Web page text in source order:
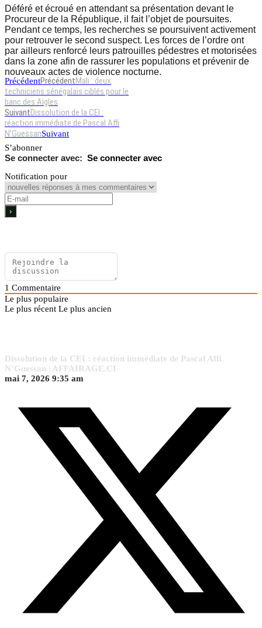
Déféré et écroué en attendant sa présentation devant le
Procureur de la République, il fait l’objet de poursuites.
Pendant ce temps, les recherches se poursuivent activement
pour retrouver le second suspect. Les forces de l’ordre ont
par ailleurs renforcé leurs patrouilles pédestres et motorisées
dans la zone afin de rassurer les populations et prévenir de
nouveaux actes de violence nocturne.
PrécédentPrécédentMali : deux
techniciens sénégalais ciblés pour le
banc des Aigles
SuivantDissolution de la CEI :
réaction immédiate de Pascal Affi
N’GuessanSuivant
S’abonner
Se connecter avec
Notification pour
1 Commentaire
Le plus populaire
Le plus récent Le plus ancien
Dissolution de la CEI : réaction immédiate de Pascal Affi
N’Guessan | AFFAIRAGE.CI
mai 7, 2026 9:35 am